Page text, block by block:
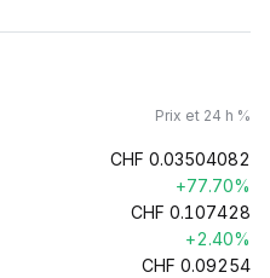
Prix et 24 h %
CHF 0.03504082
+77.70%
CHF 0.107428
+2.40%
CHF 0.09254